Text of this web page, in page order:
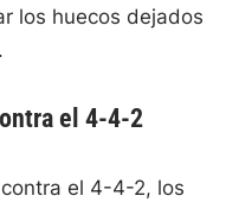
los huecos dejados
el 4-4-2
el 4-4-2, los